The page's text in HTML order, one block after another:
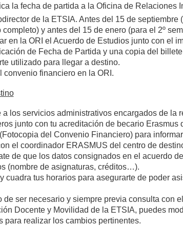
la fecha de partida a la Oficina de Relaciones
de la ETSIA. Antes del 15 de septiembre
completo) y antes del 15 de enero (para el 2º
en la ORI el Acuerdo de Estudios junto con el
de Fecha de Partida y una copia del
utilizado para llegar a destino.
convenio financiero en la ORI.
a los servicios administrativos encargados de la
junto con tu acreditación de becario Erasmus
del Convenio Financiero) para
el coordinador ERASMUS del centro de
de que los datos consignados en el acuerdo
(nombre de asignaturas, créditos…).
cuadra tus horarios para asegurarte de poder
de ser necesario y siempre previa consulta con
Docente y Movilidad de la ETSIA, puedes
para realizar los cambios pertinentes.